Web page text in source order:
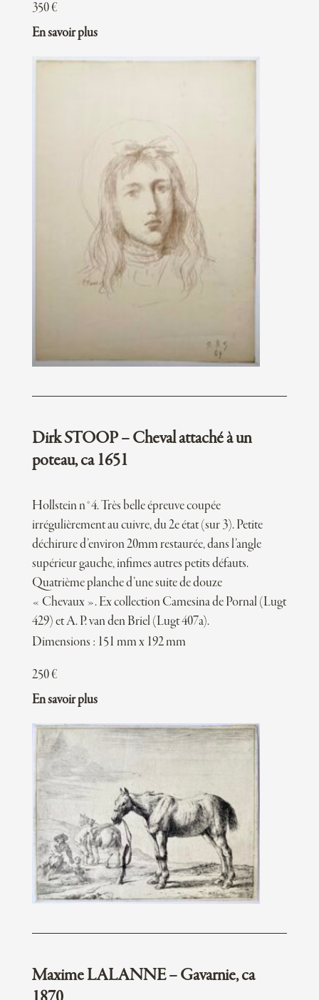
350€
En savoir plus
Dirk STOOP – Cheval attaché à un
poteau, ca 1651
Hollstein n°4. Très belle épreuve coupée
irrégulièrement au cuivre, du 2e état (sur 3). Petite
déchirure d’environ 20mm restaurée, dans l’angle
supérieur gauche, infimes autres petits défauts.
Quatrième planche d’une suite de douze
« Chevaux ». Ex collection Camesina de Pornal (Lugt
429) et A. P. van den Briel (Lugt 407a).
Dimensions : 151 mm x 192 mm
250€
En savoir plus
Maxime LALANNE – Gavarnie, ca